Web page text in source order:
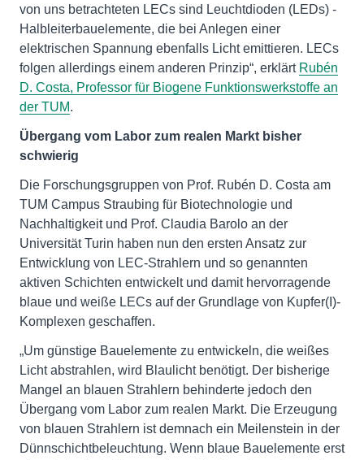
von uns betrachteten LECs sind Leuchtdioden (LEDs) -
Halbleiterbauelemente, die bei Anlegen einer
elektrischen Spannung ebenfalls Licht emittieren. LECs
folgen allerdings einem anderen Prinzip“, erklärt Rubén
D. Costa, Professor für Biogene Funktionswerkstoffe an
der TUM.
Übergang vom Labor zum realen Markt bisher
schwierig
Die Forschungsgruppen von Prof. Rubén D. Costa am
TUM Campus Straubing für Biotechnologie und
Nachhaltigkeit und Prof. Claudia Barolo an der
Universität Turin haben nun den ersten Ansatz zur
Entwicklung von LEC-Strahlern und so genannten
aktiven Schichten entwickelt und damit hervorragende
blaue und weiße LECs auf der Grundlage von Kupfer(I)-
Komplexen geschaffen.
„Um günstige Bauelemente zu entwickeln, die weißes
Licht abstrahlen, wird Blaulicht benötigt. Der bisherige
Mangel an blauen Strahlern behinderte jedoch den
Übergang vom Labor zum realen Markt. Die Erzeugung
von blauen Strahlern ist demnach ein Meilenstein in der
Dünnschichtbeleuchtung. Wenn blaue Bauelemente erst